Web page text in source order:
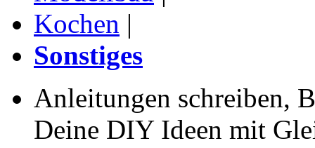
Kochen |
Sonstiges
Anleitungen schreiben,
Deine DIY Ideen mit